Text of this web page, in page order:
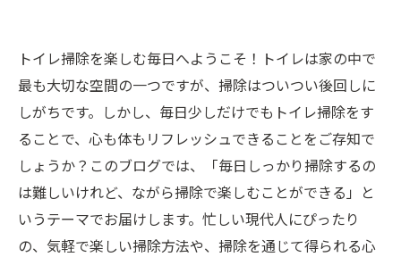
トイレ掃除を楽しむ毎日へようこそ！トイレは家の中で
最も大切な空間の一つですが、掃除はついつい後回しに
しがちです。しかし、毎日少しだけでもトイレ掃除をす
ることで、心も体もリフレッシュできることをご存知で
しょうか？このブログでは、「毎日しっかり掃除するの
は難しいけれど、ながら掃除で楽しむことができる」と
いうテーマでお届けします。忙しい現代人にぴったり
の、気軽で楽しい掃除方法や、掃除を通じて得られる心